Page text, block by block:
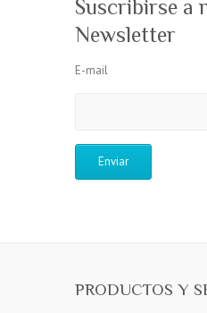
Suscribirse a
Newsletter
E-mail
PRODUCTOS Y